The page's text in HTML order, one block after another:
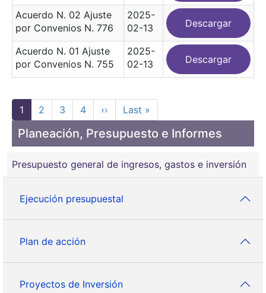
Planeación, Presupuesto e Informes
Presupuesto general de ingresos, gastos e inversión
Ejecución presupuestal
Plan de acción
Proyectos de Inversión
Acuerdo N. 02 Ajuste
por Convenios N. 776
2025-
02-13
Descargar
Acuerdo N. 01 Ajuste
por Convenios N. 755
2025-
02-13
Descargar
Paginación
Página actual
1 Page
2 Page
3 Page
4 Siguiente página
›› Última página
Last »